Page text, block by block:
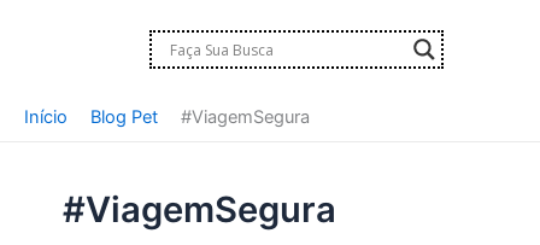
Início Blog Pet #ViagemSegura
#ViagemSegura